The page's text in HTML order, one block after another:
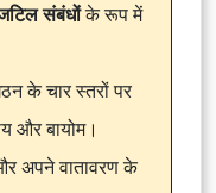
संबंधोंके रूप में
के चार स्तरों पर
और बायोम।
अपने वातावरण के